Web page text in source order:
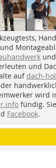
und
und
auf dach-
wird
fündig.
Facebook.